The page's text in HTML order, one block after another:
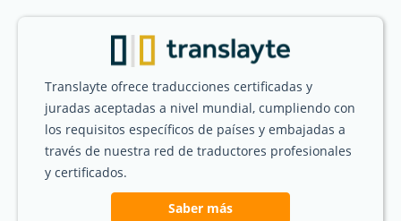
Translayte ofrece traducciones certificadas y
juradas aceptadas a nivel mundial, cumpliendo con
los requisitos específicos de países y embajadas a
través de nuestra red de traductores profesionales
y certificados.
Saber más